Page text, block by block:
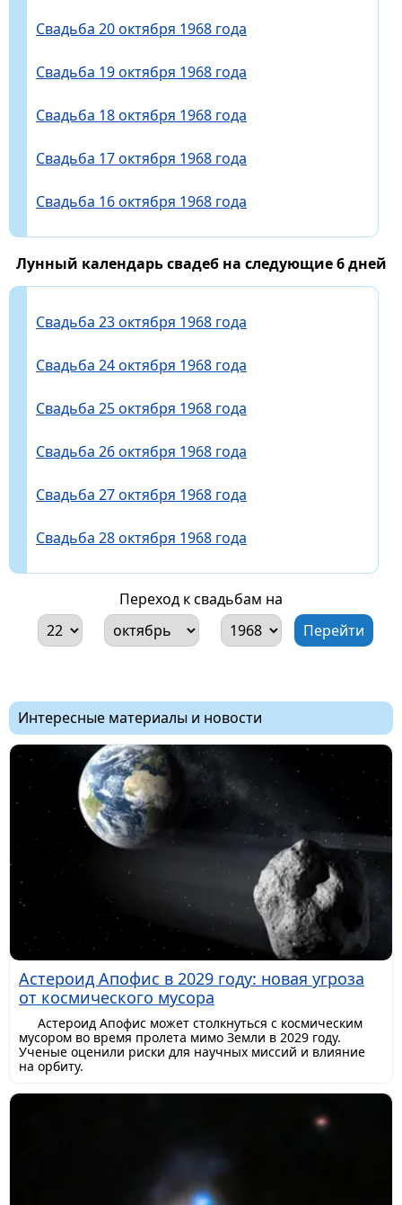
Свадьба 20 октября 1968 года
Свадьба 19 октября 1968 года
Свадьба 18 октября 1968 года
Свадьба 17 октября 1968 года
Свадьба 16 октября 1968 года
Лунный календарь свадеб на следующие 6 дней
Свадьба 23 октября 1968 года
Свадьба 24 октября 1968 года
Свадьба 25 октября 1968 года
Свадьба 26 октября 1968 года
Свадьба 27 октября 1968 года
Свадьба 28 октября 1968 года
Переход к свадьбам на
Интересные материалы и новости
Астероид Апофис в 2029 году: новая угроза
от космического мусора
Астероид Апофис может столкнуться с космическим
мусором во время пролета мимо Земли в 2029 году.
Ученые оценили риски для научных миссий и влияние
на орбиту.